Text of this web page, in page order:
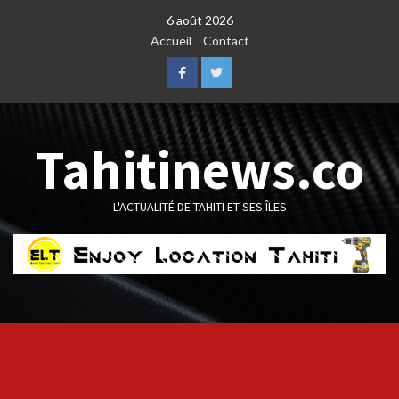
6 août 2026
Accueil
Contact
FacebookTwitter
Tahitinews.co
L'ACTUALITÉ DE TAHITI ET SES ÎLES